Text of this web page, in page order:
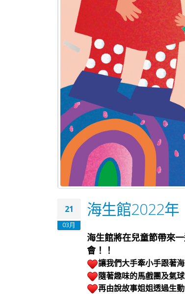
21
03月
海生館2022年
海生館將在兒童節帶來
會！！
讓我們大手牽小手跟著
隨著趣味的馬戲團及氣
再由說故事姐姐透過生